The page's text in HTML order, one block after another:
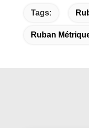
Tags:
Ruban